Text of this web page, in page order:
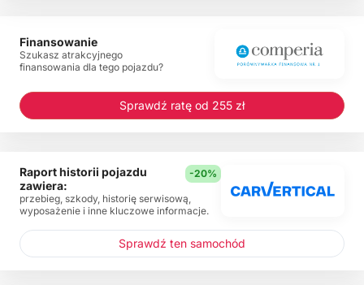
Finansowanie
Szukasz atrakcyjnego
finansowania dla tego pojazdu?
Sprawdź ratę od 255 zł
Raport historii pojazdu
zawiera:
-20%
przebieg, szkody, historię serwisową,
wyposażenie i inne kluczowe informacje.
Sprawdź ten samochód